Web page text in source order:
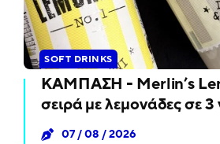
SOFT DRINKS
ΚΑΜΠΑΣΗ - Merlin’s
σειρά με λεμονάδες σε 3
07 / 08 / 2026